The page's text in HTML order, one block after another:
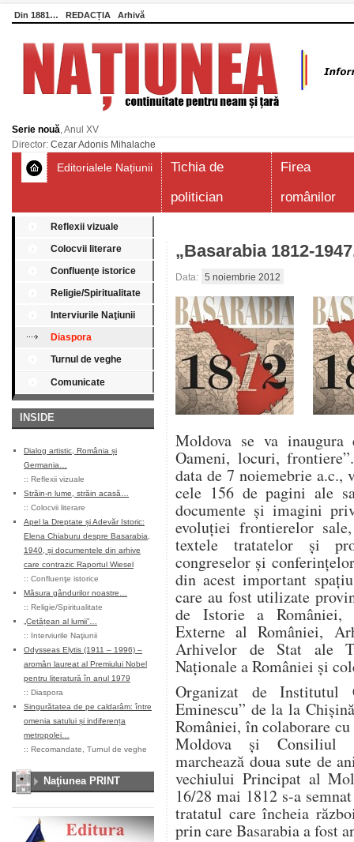
Din 1881… REDACȚIA Arhivă
Serie nouă, Anul XV
Director: Cezar Adonis Mihalache
Editorialele Națiunii
Tichia de
politician
Firea
românilor
Reflexii vizuale
Colocvii literare
Confluenţe istorice
Religie/Spiritualitate
Interviurile Naţiunii
Diaspora
Turnul de veghe
Comunicate
INSIDE
Dialog artistic, România și
Germania…
:: Reflexii vizuale
Străin-n lume, străin acasă…
:: Colocvii literare
Apel la Dreptate și Adevăr Istoric:
Elena Chiaburu despre Basarabia,
1940, și documentele din arhive
care contrazic Raportul Wiesel
:: Confluenţe istorice
Măsura gândurilor noastre…
:: Religie/Spiritualitate
„Cetățean al lumii”…
:: Interviurile Naţiunii
Odysseas Elytis (1911 – 1996) –
aromân laureat al Premiului Nobel
pentru literatură în anul 1979
:: Diaspora
Singurătatea de pe caldarâm: între
omenia satului și indiferența
metropolei…
:: Recomandate Turnul de veghe
Naţiunea PRINT
„Basarabia 1812-
Data: 5 noiembrie 2012
Moldova se va inaugura
Oameni, locuri,
data de 7 noiemebrie a.c.,
cele 156 de pagini ale
documente şi imagini
evoluţiei frontierelor
textele tratatelor şi
congreselor şi
din acest important
care au fost utilizate
de Istorie a României,
Externe al României,
Arhivelor de Stat ale
Naţionale a României şi
Organizat de Institutul
Eminescu” de la la
României, în colaborare
Moldova şi Consiliul
marchează doua sute de
vechiului Principat al
16/28 mai 1812 s-a
tratatul care încheia
prin care Basarabia a fost